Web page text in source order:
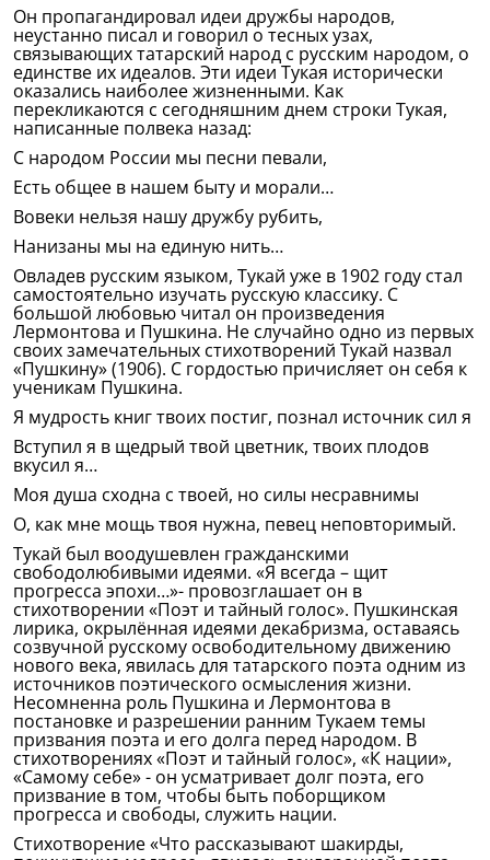
Он пропагандировал идеи дружбы народов,
неустанно писал и говорил о тесных узах,
связывающих татарский народ с русским народом, о
единстве их идеалов. Эти идеи Тукая исторически
оказались наиболее жизненными. Как
перекликаются с сегодняшним днем строки Тукая,
написанные полвека назад:
С народом России мы песни певали,
Есть общее в нашем быту и морали…
Вовеки нельзя нашу дружбу рубить,
Нанизаны мы на единую нить…
Овладев русским языком, Тукай уже в 1902 году стал
самостоятельно изучать русскую классику. С
большой любовью читал он произведения
Лермонтова и Пушкина. Не случайно одно из первых
своих замечательных стихотворений Тукай назвал
«Пушкину» (1906). С гордостью причисляет он себя к
ученикам Пушкина.
Я мудрость книг твоих постиг, познал источник сил я
Вступил я в щедрый твой цветник, твоих плодов
вкусил я…
Моя душа сходна с твоей, но силы несравнимы
О, как мне мощь твоя нужна, певец неповторимый.
Тукай был воодушевлен гражданскими
свободолюбивыми идеями. «Я всегда – щит
прогресса эпохи…»- провозглашает он в
стихотворении «Поэт и тайный голос». Пушкинская
лирика, окрылённая идеями декабризма, оставаясь
созвучной русскому освободительному движению
нового века, явилась для татарского поэта одним из
источников поэтического осмысления жизни.
Несомненна роль Пушкина и Лермонтова в
постановке и разрешении ранним Тукаем темы
призвания поэта и его долга перед народом. В
стихотворениях «Поэт и тайный голос», «К нации»,
«Самому себе» - он усматривает долг поэта, его
призвание в том, чтобы быть поборщиком
прогресса и свободы, служить нации.
Стихотворение «Что рассказывают шакирды,